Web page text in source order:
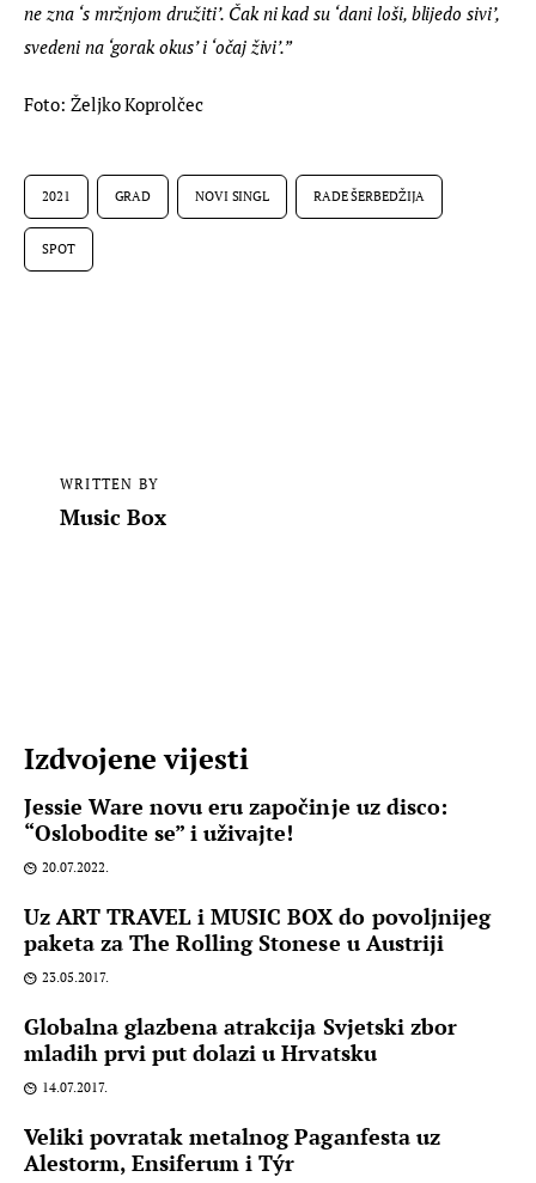
ne zna ‘s mržnjom družiti’. Čak ni kad su ‘dani loši, blijedo sivi’,
svedeni na ‘gorak okus’ i ‘očaj živi’.”
Foto: Željko Koprolčec
2021 GRAD NOVI SINGL RADE ŠERBEDŽIJA
SPOT
WRITTEN BY
Music Box
Izdvojene vijesti
Jessie Ware novu eru započinje uz disco:
“Oslobodite se” i uživajte!
20.07.2022.
Uz ART TRAVEL i MUSIC BOX do povoljnijeg
paketa za The Rolling Stonese u Austriji
23.05.2017.
Globalna glazbena atrakcija Svjetski zbor
mladih prvi put dolazi u Hrvatsku
14.07.2017.
Veliki povratak metalnog Paganfesta uz
Alestorm, Ensiferum i Týr